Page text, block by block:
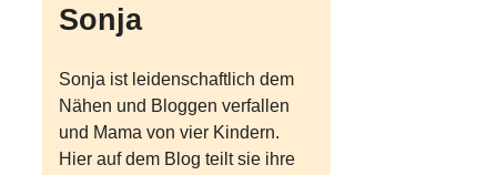
Sonja
Sonja ist leidenschaftlich dem
Nähen und Bloggen verfallen
und Mama von vier Kindern.
Hier auf dem Blog teilt sie ihre